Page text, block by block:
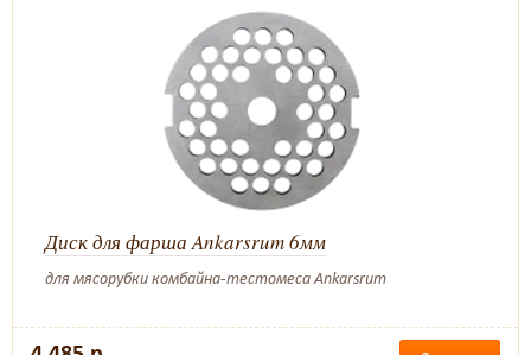
Диск для фарша Ankarsrum 6мм
для мясорубки комбайна-тестомеса Ankarsrum